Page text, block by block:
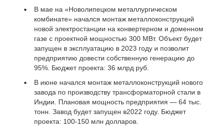
В мае на «Новолипецком металлургическом
комбинате» начался монтаж металлоконструкций
новой электростанции на конвертерном и доменном
газе с проектной мощностью 300 МВт. Объект будет
запущен в эксплуатацию в 2023 году и позволит
предприятию довести собственную генерацию до
95%. Бюджет проекта: 36 млрд руб.
В июне начался монтаж металлоконструкций нового
завода по производству трансформаторной стали в
Индии. Плановая мощность предприятия — 64 тыс.
тонн. Завод будет запущен в2022 году. Бюджет
проекта: 100-150 млн долларов.